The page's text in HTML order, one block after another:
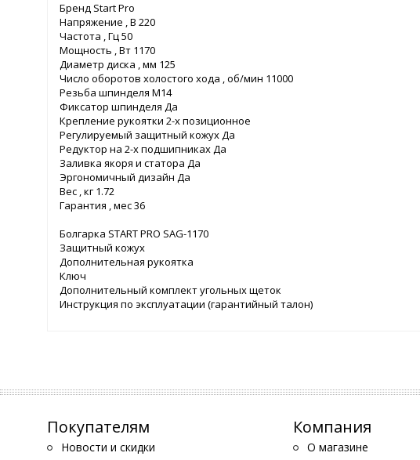
Бренд Start Pro
Напряжение , В 220
Частота , Гц 50
Мощность , Вт 1170
Диаметр диска , мм 125
Число оборотов холостого хода , об/мин 11000
Резьба шпинделя М14
Фиксатор шпинделя Да
Крепление рукоятки 2-х позиционное
Регулируемый защитный кожух Да
Редуктор на 2-х подшипниках Да
Заливка якоря и статора Да
Эргономичный дизайн Да
Вес , кг 1.72
Гарантия , мес 36
Болгарка START PRO SAG-1170
Защитный кожух
Дополнительная рукоятка
Ключ
Дополнительный комплект угольных щеток
Инструкция по эксплуатации (гарантийный талон)
Покупателям
Новости и скидки
Компания
О магазине